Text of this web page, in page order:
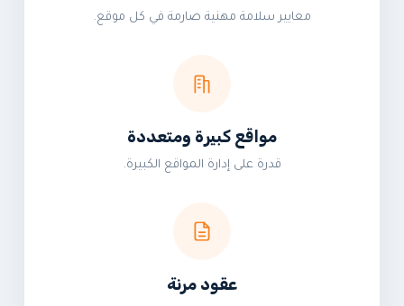
معايير سلامة مهنية صارمة في كل موقع.
مواقع كبيرة ومتعددة
قدرة على إدارة المواقع الكبيرة.
عقود مرنة